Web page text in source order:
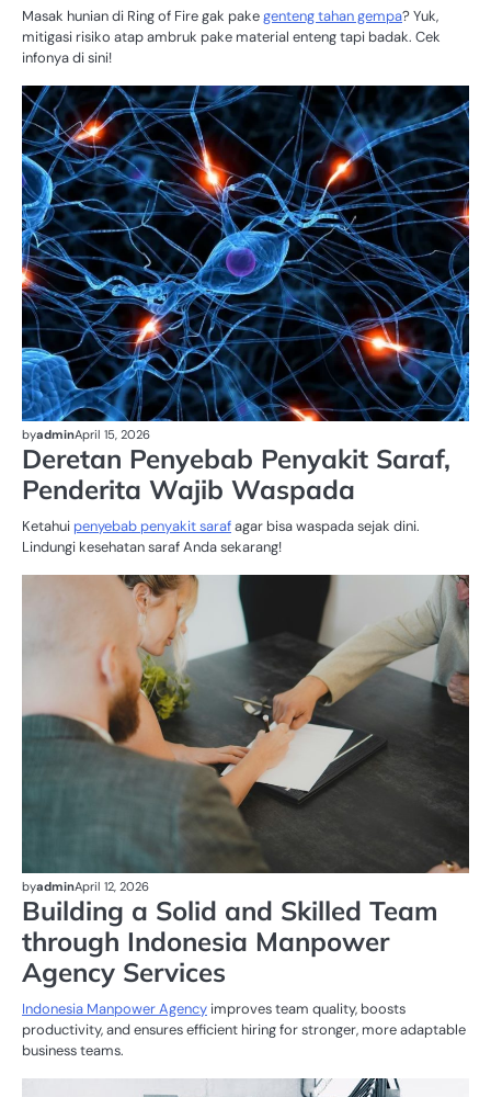
Masak hunian di Ring of Fire gak pakegenteng tahan gempa? Yuk,
mitigasi risiko atap ambruk pake material enteng tapi badak. Cek
infonya di sini!
byadminApril 15, 2026
Deretan Penyebab Penyakit Saraf,
Penderita Wajib Waspada
Ketahui penyebab penyakit sarafagar bisa waspada sejak dini.
Lindungi kesehatan saraf Anda sekarang!
byadminApril 12, 2026
Building a Solid and Skilled Team
through Indonesia Manpower
Agency Services
Indonesia Manpower Agency improves team quality, boosts
productivity, and ensures efficient hiring for stronger, more adaptable
business teams.